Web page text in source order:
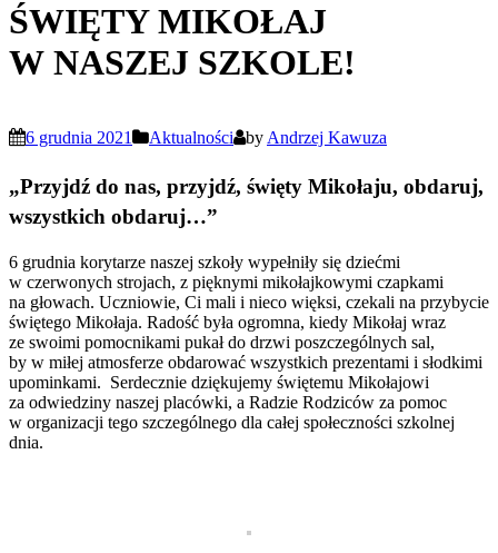
ŚWIĘTY MIKOŁAJ
W NASZEJ SZKOLE!
6 grudnia 2021 Aktualności by Andrzej Kawuza
„Przyjdź do nas, przyjdź, święty Mikołaju, obdaruj,
wszystkich obdaruj…”
6 grudnia korytarze naszej szkoły wypełniły się dziećmi
w czerwonych strojach, z pięknymi mikołajkowymi czapkami
na głowach. Uczniowie, Ci mali i nieco więksi, czekali na przybycie
świętego Mikołaja. Radość była ogromna, kiedy Mikołaj wraz
ze swoimi pomocnikami pukał do drzwi poszczególnych sal,
by w miłej atmosferze obdarować wszystkich prezentami i słodkimi
upominkami. Serdecznie dziękujemy świętemu Mikołajowi
za odwiedziny naszej placówki, a Radzie Rodziców za pomoc
w organizacji tego szczególnego dla całej społeczności szkolnej
dnia.